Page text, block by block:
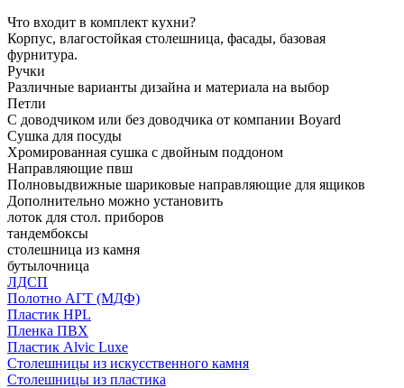
Что входит в комплект кухни?
Корпус, влагостойкая столешница, фасады, базовая
фурнитура.
Ручки
Различные варианты дизайна и материала на выбор
Петли
С доводчиком или без доводчика от компании Boyard
Сушка для посуды
Хромированная сушка с двойным поддоном
Направляющие пвш
Полновыдвижные шариковые направляющие для ящиков
Дополнительно можно установить
лоток для стол. приборов
тандембоксы
столешница из камня
бутылочница
ЛДСП
Полотно АГТ (МДФ)
Пластик HPL
Пленка ПВХ
Пластик Alvic Luxe
Столешницы из искусственного камня
Столешницы из пластика